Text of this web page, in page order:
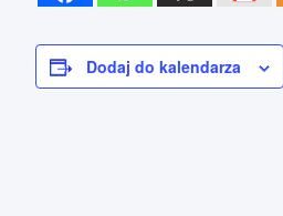
Dodaj do kalendarza